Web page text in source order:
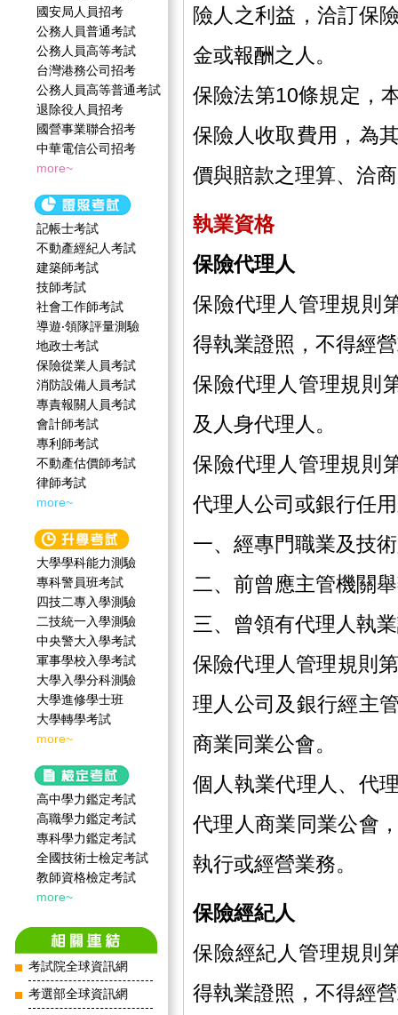
國安局人員招考
公務人員普通考試
公務人員高等考試
台灣港務公司招考
公務人員高等普通考試
退除役人員招考
國營事業聯合招考
中華電信公司招考
more~
記帳士考試
不動產經紀人考試
建築師考試
技師考試
社會工作師‍考試
導遊‧領隊評量測驗
地政士考試
保險從業人員考試
消防設備人員考試
專責報關人員考試
會計師考試
專利師考試
不動產估價師考試
律師考試
more~
大學學科能力測驗
專科警員班考試
四技二專入學測驗
二技統一入學測驗
中央警大入學考試
軍事學校入學考試
大學入學分科測驗
大學進修學士班
大學轉學考試
more~
高中學力鑑定考試
高職學力鑑定考試
專科學力鑑定考試
全國技術士檢定考試
教師資格檢定考試
more~
考試院全球資訊網
考選部全球資訊網
險人之利益，洽訂保
金或報酬之人。
保險法第10條規定，
保險人收取費用，為
價與賠款之理算、洽
執業資格
保險代理人
保險代理人管理規則
得執業證照，不得經
保險代理人管理規則
及人身代理人。
保險代理人管理規則
代理人公司或銀行任
一、經專門職業及技
二、前曾應主管機關
三、曾領有代理人執
保險代理人管理規則
理人公司及銀行經主
商業同業公會。
個人執業代理人、代
代理人商業同業公會
執行或經營業務。
保險經紀人
保險經紀人管理規則
得執業證照，不得經